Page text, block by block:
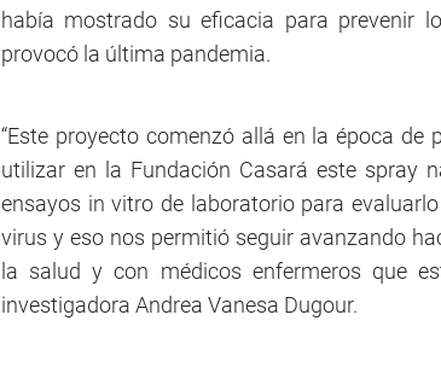
había mostrado su eficacia para prevenir
provocó la última pandemia.
“Este proyecto comenzó allá en la época de
utilizar en la Fundación Casará este spray
ensayos in vitro de laboratorio para
virus y eso nos permitió seguir avanzando
la salud y con médicos enfermeros que
investigadora Andrea Vanesa Dugour.